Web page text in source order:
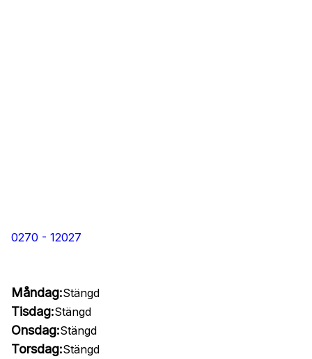
0270 - 12027
Måndag:Stängd
Tisdag:Stängd
Onsdag:Stängd
Torsdag:Stängd